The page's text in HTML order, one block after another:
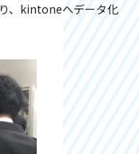
、kintoneへデータ化